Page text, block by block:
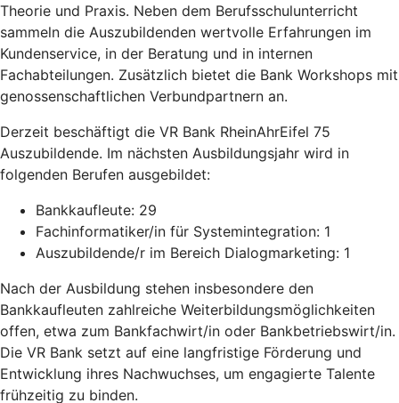
Theorie und Praxis. Neben dem Berufsschulunterricht
sammeln die Auszubildenden wertvolle Erfahrungen im
Kundenservice, in der Beratung und in internen
Fachabteilungen. Zusätzlich bietet die Bank Workshops mit
genossenschaftlichen Verbundpartnern an.
Derzeit beschäftigt die VR Bank RheinAhrEifel 75
Auszubildende. Im nächsten Ausbildungsjahr wird in
folgenden Berufen ausgebildet:
Bankkaufleute: 29
Fachinformatiker/in für Systemintegration: 1
Auszubildende/r im Bereich Dialogmarketing: 1
Nach der Ausbildung stehen insbesondere den
Bankkaufleuten zahlreiche Weiterbildungsmöglichkeiten
offen, etwa zum Bankfachwirt/in oder Bankbetriebswirt/in.
Die VR Bank setzt auf eine langfristige Förderung und
Entwicklung ihres Nachwuchses, um engagierte Talente
frühzeitig zu binden.